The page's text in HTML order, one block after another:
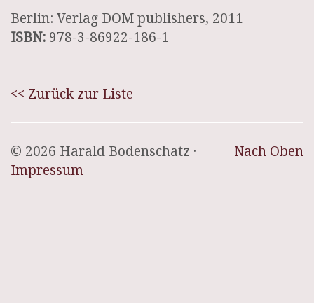
Berlin: Verlag DOM publishers, 2011
ISBN: 978-3-86922-186-1
<< Zurück zur Liste
Nach Oben
© 2026 Harald Bodenschatz ·
Impressum